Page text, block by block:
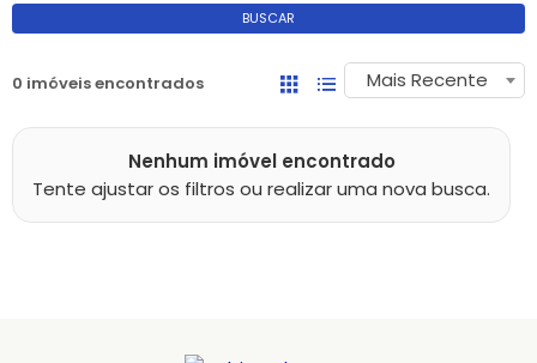
BUSCAR
0 imóveis encontrados Mais Recente
Nenhum imóvel encontrado
Tente ajustar os filtros ou realizar uma nova busca.